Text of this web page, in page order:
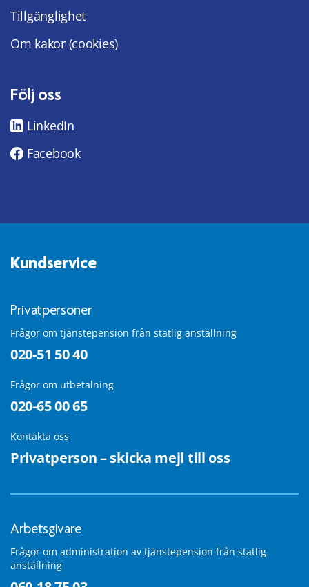
Tillgänglighet
Om kakor (cookies)
Följ oss
LinkedIn
Facebook
Kundservice
Privatpersoner
Frågor om tjänstepension från statlig anställning
020-51 50 40
Frågor om utbetalning
020-65 00 65
Kontakta oss
Privatperson – skicka mejl till oss
Arbetsgivare
Frågor om administration av tjänstepension från statlig
anställning